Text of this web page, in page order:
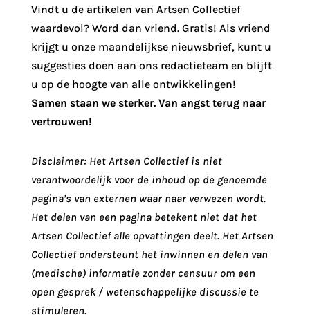
Vindt u de artikelen van Artsen Collectief
waardevol? Word dan vriend. Gratis! Als vriend
krijgt u onze maandelijkse nieuwsbrief, kunt u
suggesties doen aan ons redactieteam en blijft
u op de hoogte van alle ontwikkelingen!
Samen staan we sterker. Van angst terug naar
vertrouwen!
Disclaimer: Het Artsen Collectief is niet
verantwoordelijk voor de inhoud op de genoemde
pagina’s van externen waar naar verwezen wordt.
Het delen van een pagina betekent niet dat het
Artsen Collectief alle opvattingen deelt. Het Artsen
Collectief ondersteunt het inwinnen en delen van
(medische) informatie zonder censuur om een
open gesprek / wetenschappelijke discussie te
stimuleren.